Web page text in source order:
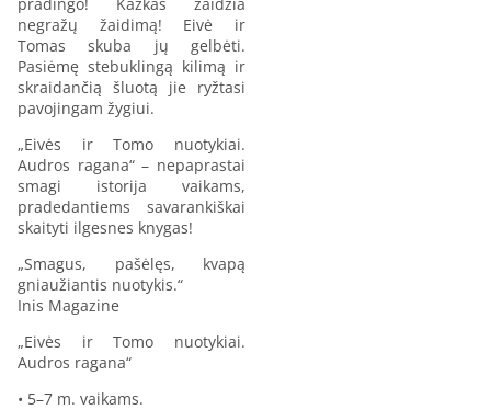
negražų žaidimą! Eivė ir
Tomas skuba jų gelbėti.
Pasiėmę stebuklingą kilimą ir
skraidančią šluotą jie ryžtasi
pavojingam žygiui.
„Eivės ir Tomo nuotykiai.
Audros ragana“ – nepaprastai
smagi istorija vaikams,
pradedantiems savarankiškai
skaityti ilgesnes knygas!
„Smagus, pašėlęs, kvapą
gniaužiantis nuotykis.“
Inis Magazine
„Eivės ir Tomo nuotykiai.
Audros ragana“
• 5–7 m. vaikams.